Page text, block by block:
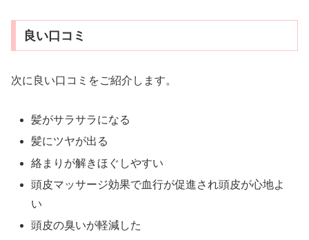
良い口コミ
次に良い口コミをご紹介します。
髪がサラサラになる
髪にツヤが出る
絡まりが解きほぐしやすい
頭皮マッサージ効果で血行が促進され頭皮が心地よ
い
頭皮の臭いが軽減した